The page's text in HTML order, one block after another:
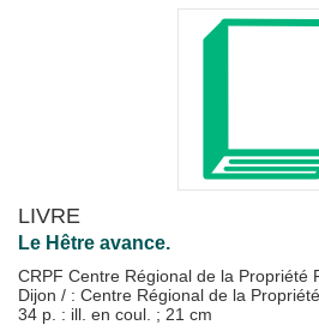
LIVRE
Le Hêtre avance.
CRPF Centre Régional de la Propriété
Dijon / : Centre Régional de la
34 p. : ill. en coul. ; 21 cm